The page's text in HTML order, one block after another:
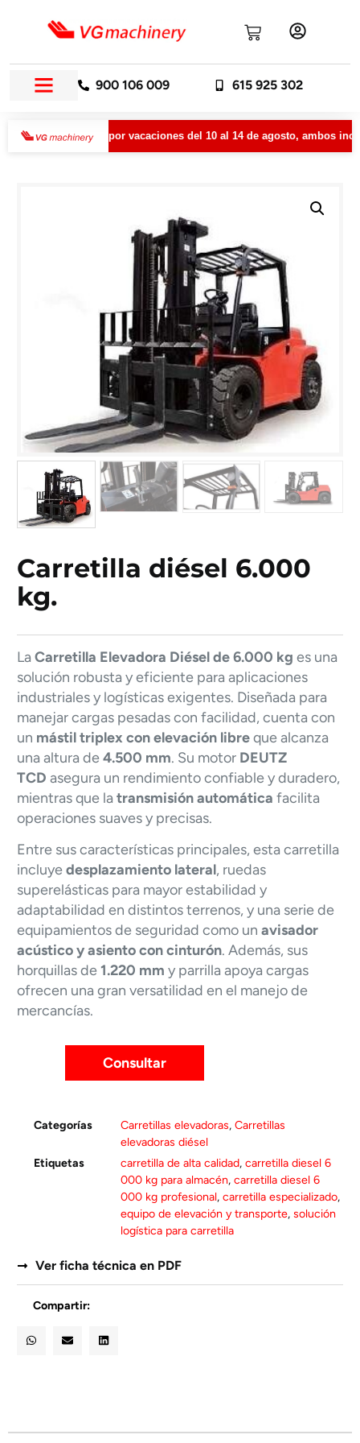
900 106 009 615 925 302
cerrada por vacaciones del 10 al 14 de agosto, ambos
Carretilla diésel 6.000
kg.
LaCarretilla Elevadora Diésel de 6.000 kg es una
solución robusta y eficiente para aplicaciones
industriales y logísticas exigentes. Diseñada para
manejar cargas pesadas con facilidad, cuenta con
un mástil triplex con elevación libreque alcanza
una altura de4.500 mm. Su motor DEUTZ
TCD asegura un rendimiento confiable y duradero,
mientras que latransmisión automática facilita
operaciones suaves y precisas.
Entre sus características principales, esta carretilla
incluyedesplazamiento lateral, ruedas
superelásticas para mayor estabilidad y
adaptabilidad en distintos terrenos, y una serie de
equipamientos de seguridad como unavisador
acústico y asiento con cinturón. Además, sus
horquillas de 1.220 mm y parrilla apoya cargas
ofrecen una gran versatilidad en el manejo de
mercancías.
Consultar
Categorías Carretillas elevadoras,Carretillas
elevadoras diésel
Etiquetas
carretilla de alta calidad,carretilla diesel 6
000 kg para almacén,carretilla diesel 6
000 kg profesional,carretilla especializado,
equipo de elevación y transporte,solución
logística para carretilla
Ver ficha técnica en PDF
Compartir: